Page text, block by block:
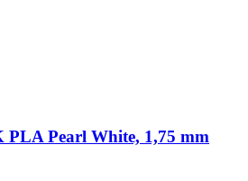
PLA Pearl White, 1,75 mm